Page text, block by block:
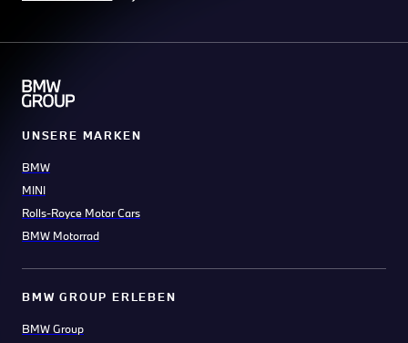
UNSERE MARKEN
BMW
MINI
Rolls-Royce Motor Cars
BMW Motorrad
BMW GROUP ERLEBEN
BMW Group